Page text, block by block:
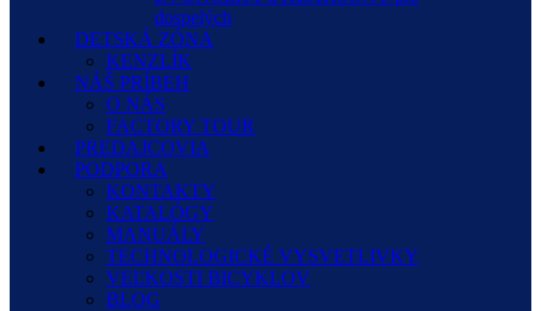
dospelých
DETSKÁ ZÓNA
KENZLÍK
NÁŠ PRÍBEH
O NÁS
FACTORY TOUR
PREDAJCOVIA
PODPORA
KONTAKTY
KATALÓGY
MANUÁLY
TECHNOLOGICKÉ VYSVETLIVKY
VEĽKOSTI BICYKLOV
BLOG